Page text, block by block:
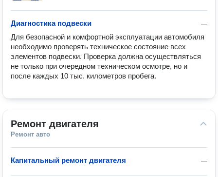
—
Диагностика подвески
Для безопасной и комфортной эксплуатации автомобиля
необходимо проверять техническое состояние всех
элементов подвески. Проверка должна осуществляться
не только при очередном техническом осмотре, но и
после каждых 10 тыс. километров пробега.
Ремонт двигателя
Ремонт авто
—
Капитальный ремонт двигателя